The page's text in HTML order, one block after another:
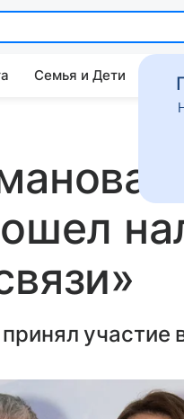
Семья и Дети Дом
участие